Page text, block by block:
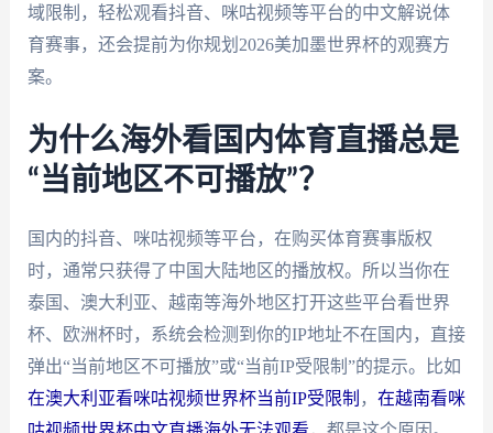
域限制，轻松观看抖音、咪咕视频等平台的中文解说体
育赛事，还会提前为你规划2026美加墨世界杯的观赛方
案。
为什么海外看国内体育直播总是
“当前地区不可播放”？
国内的抖音、咪咕视频等平台，在购买体育赛事版权
时，通常只获得了中国大陆地区的播放权。所以当你在
泰国、澳大利亚、越南等海外地区打开这些平台看世界
杯、欧洲杯时，系统会检测到你的IP地址不在国内，直接
弹出“当前地区不可播放”或“当前IP受限制”的提示。比如
在澳大利亚看咪咕视频世界杯当前IP受限制 ， 在越南看咪